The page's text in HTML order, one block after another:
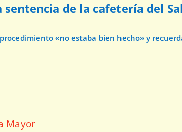
de la cafetería del
«no estaba bien hecho» y